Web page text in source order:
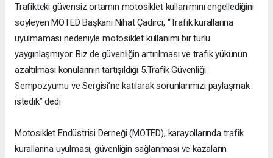
Trafikteki güvensiz ortamın motosiklet kullanımını engellediğini
söyleyen MOTED Başkanı Nihat Çadırcı, “Trafik kurallarına
uyulmaması nedeniyle motosiklet kullanımı bir türlü
yaygınlaşmıyor. Biz de güvenliğin artırılması ve trafik yükünün
azaltılması konularının tartışıldığı 5.Trafik Güvenliği
Sempozyumu ve Sergisi’ne katılarak sorunlarımızı paylaşmak
istedik” dedi
Motosiklet Endüstrisi Derneği (MOTED), karayollarında trafik
kurallarına uyulması, güvenliğin sağlanması ve kazaların